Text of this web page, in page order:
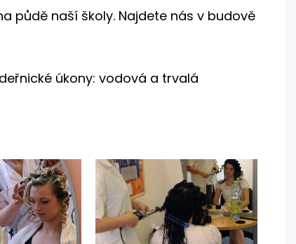
půdě naší školy. Najdete nás v budově
úkony: vodová a trvalá